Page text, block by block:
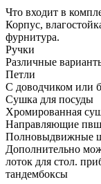
Что входит в
Корпус,
фурнитура.
Ручки
Различные
Петли
С доводчиком или
Сушка для посуды
Хромированная
Направляющие пвш
Полновыдвижные
Дополнительно
лоток для стол.
тандембоксы